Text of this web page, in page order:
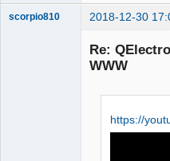
scorpio810 2018-12-30
Re:
WWW
https://